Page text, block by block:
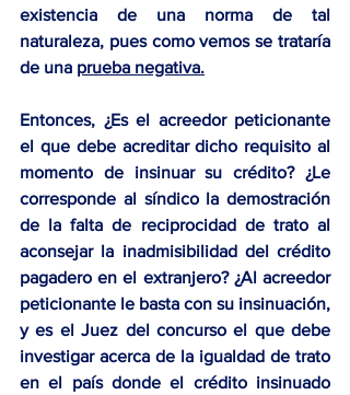
existencia de una norma de tal
naturaleza, pues como vemos se trataría
de una prueba negativa.
Entonces, ¿Es el acreedor peticionante
el que debe acreditar dicho requisito al
momento de insinuar su crédito? ¿Le
corresponde al síndico la demostración
de la falta de reciprocidad de trato al
aconsejar la inadmisibilidad del crédito
pagadero en el extranjero? ¿Al acreedor
peticionante le basta con su insinuación,
y es el Juez del concurso el que debe
investigar acerca de la igualdad de trato
en el país donde el crédito insinuado